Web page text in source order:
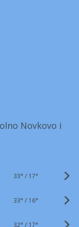
Novkovo i
33° / 17°
33° / 16°
32° / 17°